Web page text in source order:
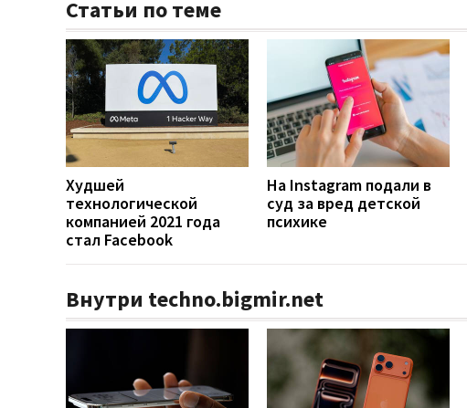
Статьи по теме
Худшей
технологической
компанией 2021 года
стал Facebook
На Instagram подали в
суд за вред детской
психике
Внутри techno.bigmir.net